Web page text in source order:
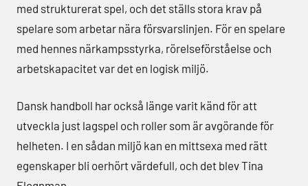
med strukturerat spel, och det ställs stora krav på
spelare som arbetar nära försvarslinjen. För en spelare
med hennes närkampsstyrka, rörelseförståelse och
arbetskapacitet var det en logisk miljö.
Dansk handboll har också länge varit känd för att
utveckla just lagspel och roller som är avgörande för
helheten. I en sådan miljö kan en mittsexa med rätt
egenskaper bli oerhört värdefull, och det blev Tina